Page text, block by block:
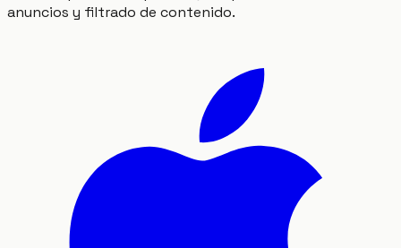
anuncios y filtrado de contenido.